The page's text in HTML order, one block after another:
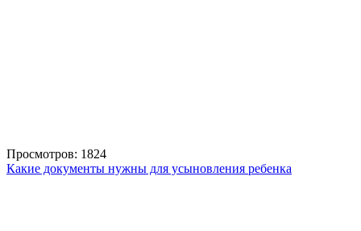
Просмотров: 1824
Какие документы нужны для усыновления ребенка